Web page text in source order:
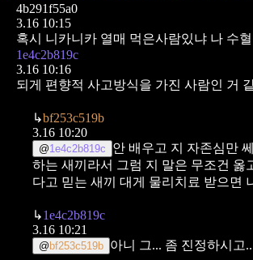
4b291f55a0
3.16 10:15
혹시 니카니카 열매 먹은사람있냐 나 수
1e4c2b819c
3.16 10:16
되게 편향적 사고방식을 가진 사람인 거
↳bf253c519b
3.16 10:20
@1e4c2b819c
안 배우고 지 자존심만
하는 새끼라서 그럼 지 말은 무조건 옳
다고 믿는 새끼 대게 물리치료 받으면
↳1e4c2b819c
3.16 10:21
@ bf253c519b 아니 그... 좀 진정하시고